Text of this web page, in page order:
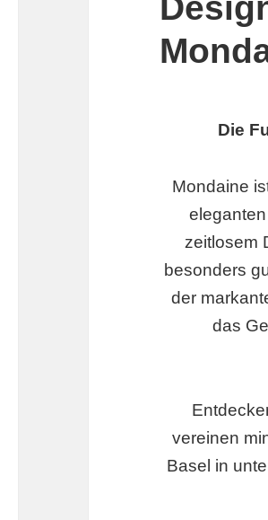
Die
Mondaine
zeitlosem
besonders
der
das
vereinen
Basel in